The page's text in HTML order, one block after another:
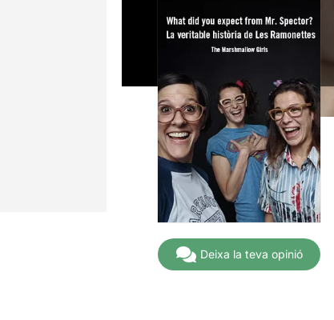
Deixa la teva opinió